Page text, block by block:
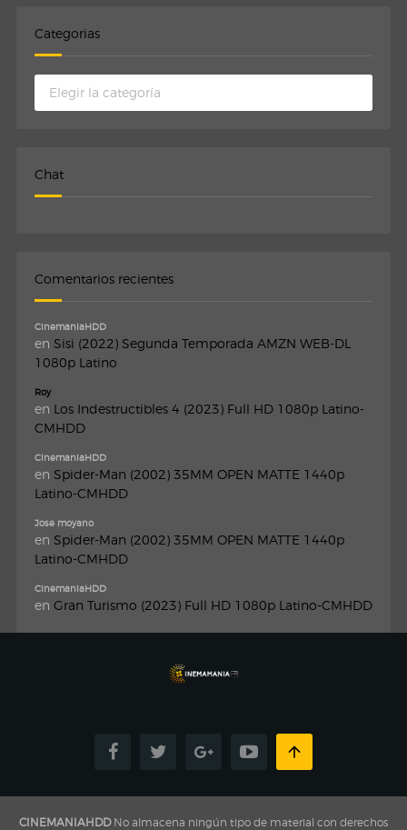
Categorias
Categorias
Chat
Comentarios recientes
CinemaniaHDD
en Sisi (2022) Segunda Temporada AMZN WEB-DL
1080p Latino
Roy
en Los Indestructibles 4 (2023) Full HD 1080p Latino-
CMHDD
CinemaniaHDD
en Spider-Man (2002) 35MM OPEN MATTE 1440p
Latino-CMHDD
Jose moyano
en Spider-Man (2002) 35MM OPEN MATTE 1440p
Latino-CMHDD
CinemaniaHDD
en Gran Turismo (2023) Full HD 1080p Latino-CMHDD
CINEMANIAHDDNo almacena ningún tipo de material con derechos